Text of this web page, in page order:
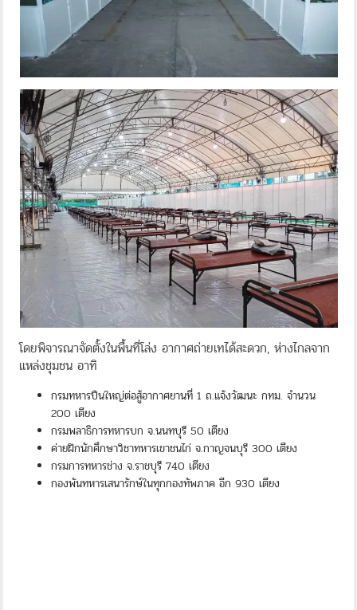
โดยพิจารณาจัดตั้งในพื้นที่โล่ง อากาศถ่ายเทได้สะดวก, ห่างไกลจาก
แหล่งชุมชน อาทิ
กรมทหารปืนใหญ่ต่อสู้อากาศยานที่ 1 ถ.แจ้งวัฒนะ กทม. จำนวน
200 เตียง
กรมพลาธิการทหารบก จ.นนทบุรี 50 เตียง
ค่ายฝึกนักศึกษาวิชาทหารเขาชนไก่ จ.กาญจนบุรี 300 เตียง
กรมการทหารช่าง จ.ราชบุรี 740 เตียง
กองพันทหารเสนารักษ์ในทุกกองทัพภาค อีก 930 เตียง